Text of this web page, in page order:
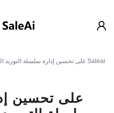
كيف تعمل AI على تحسين إدارة سلسلة التوريد العالمية: رؤى من Saleai